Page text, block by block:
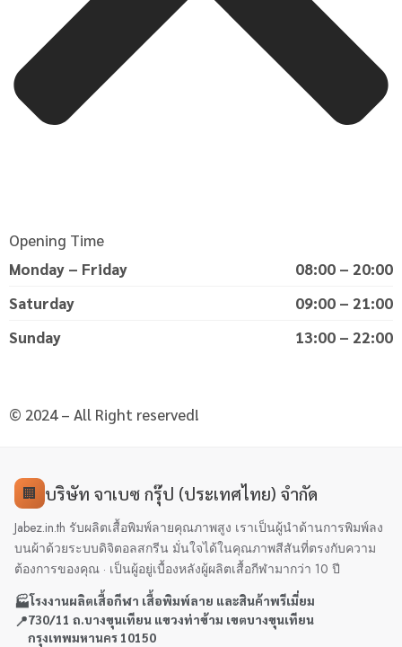
Opening Time
Monday – Friday
08:00 – 20:00
Saturday
09:00 – 21:00
Sunday
13:00 – 22:00
© 2024 – All Right reserved!
🏢 บริษัท จาเบซ กรุ๊ป (ประเทศไทย) จำกัด
Jabez.in.th รับผลิตเสื้อพิมพ์ลายคุณภาพสูง เราเป็นผู้นำด้านการพิมพ์ลง
บนผ้าด้วยระบบดิจิตอลสกรีน มั่นใจได้ในคุณภาพสีสันที่ตรงกับความ
ต้องการของคุณ · เป็นผู้อยู่เบื้องหลังผู้ผลิตเสื้อกีฬามากว่า 10 ปี
🏭โรงงานผลิตเสื้อกีฬา เสื้อพิมพ์ลาย และสินค้าพรีเมี่ยม
📍730/11 ถ.บางขุนเทียน แขวงท่าข้าม เขตบางขุนเทียน
กรุงเทพมหานคร 10150